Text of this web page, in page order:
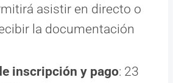
asistir en directo o
la documentación
inscripción y pago: 23